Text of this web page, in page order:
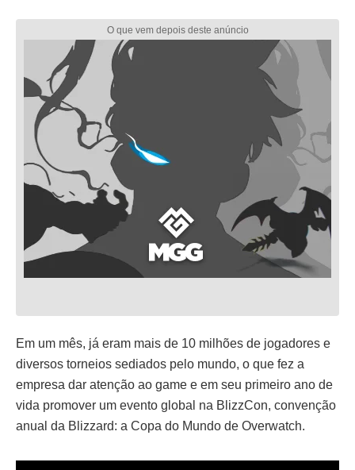
Em um mês, já eram mais de 10 milhões de jogadores e
diversos torneios sediados pelo mundo, o que fez a
empresa dar atenção ao game e em seu primeiro ano de
vida promover um evento global na BlizzCon, convenção
anual da Blizzard: a Copa do Mundo de Overwatch.